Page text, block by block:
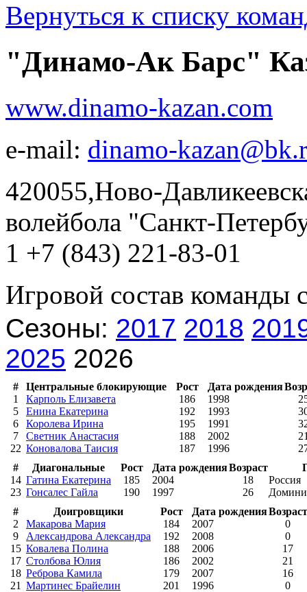
Вернуться к списку
"Динамо-Ак Барс"
www.dinamo-kazan.com
e-mail: dinamo-
420055,Ново-
волейбола "Санкт-
1 +7 (843) 221-83-01
Игровой состав команды
Сезоны: 2017 2018
2025 2026
# Центральные блокирующие Рост Дата рождения
1
Карполь Елизавета 186 1998
5
Енина Екатерина 192 1993
6
Королева Ирина 195 1991
7
Светник Анастасия 188 2002
22 Коновалова Таисия 187 1996
#
Диагональные Рост Дата рожденияВозраст
14 Гатина Екатерина 185 2004 18
Россия
23 Гонсалес Гайла 190 1997 26
#
Доигровщики Рост Дата рожденияВозраст
2
Макарова Мария 184 2007
0
9
Александрова Александра 192 2008
0
15 Ковалева Полина 188 2006
17
17 Столбова Юлия 186 2002
21
18 Реброва Камила 179 2007
16
21 Мартинес Брайелин 201 1996
0